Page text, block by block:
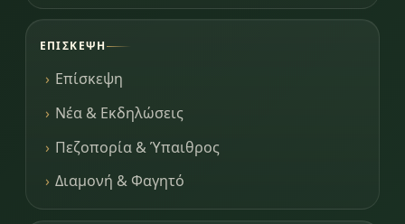
ΕΠΊΣΚΕΨΗ
Επίσκεψη
Νέα & Εκδηλώσεις
Πεζοπορία & Ύπαιθρος
Διαμονή & Φαγητό